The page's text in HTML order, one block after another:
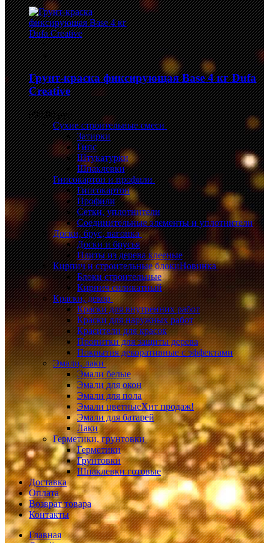
Грунт-краска фиксирующая Base 4 кг Dufa
Creative
999,00 руб.
Сухие строительные смеси
Затирки
Гипс
Штукатурки
Шпаклевки
Гипсокартон и профили
Гипсокартон
Профили
Сетки, уплотнители
Соединительные элементы и уплотнители
Доски, брус, вагонка
Доски и брусья
Плиты из дерева клееные
Кирпич и строительные блокиНовинка
Блоки строительные
Кирпич силикатный
Краски, декор
Краски для внутренних работ
Краски для наружных работ
Красители для красок
Пропитки для защиты дерева
Покрытия декоративные с эффектами
Эмали, лаки
Эмали белые
Эмали для окон
Эмали для пола
Эмали цветныеХит продаж!
Эмали для батарей
Лаки
Герметики, грунтовки
Герметики
Грунтовки
Шпаклевки готовые
Доставка
Оплата
Возврат товара
Контакты
Главная